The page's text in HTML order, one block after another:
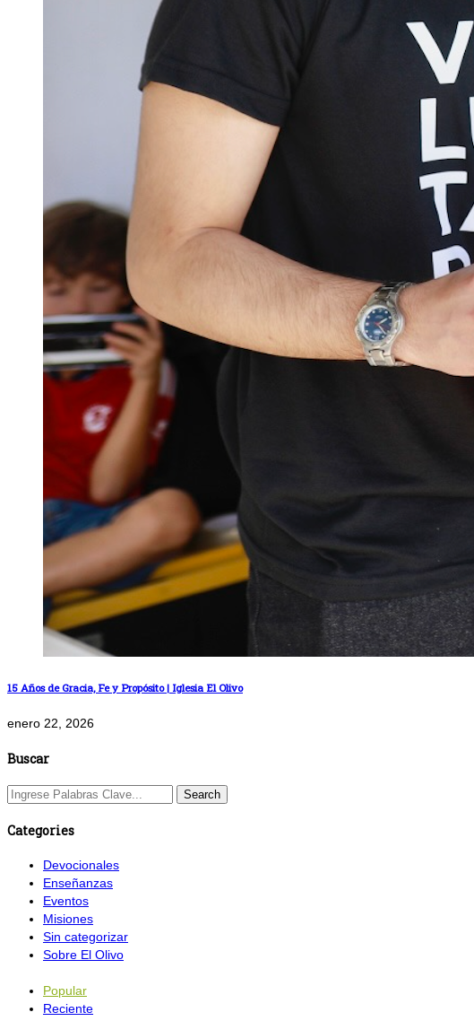
15 Años de Gracia, Fe y Propósito | Iglesia El Olivo
enero 22, 2026
Buscar
Categories
Devocionales
Enseñanzas
Eventos
Misiones
Sin categorizar
Sobre El Olivo
Popular
Reciente